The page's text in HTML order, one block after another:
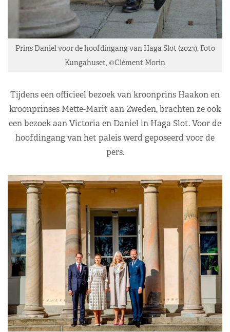
Prins Daniel voor de hoofdingang van Haga Slot (2023). Foto
Kungahuset, ©Clément Morin
Tijdens een officieel bezoek van kroonprins Haakon en
kroonprinses Mette-Marit aan Zweden, brachten ze ook
een bezoek aan Victoria en Daniel in Haga Slot. Voor de
hoofdingang van het paleis werd geposeerd voor de
pers.